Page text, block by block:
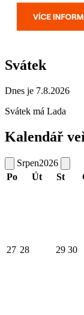
Svátek
Dnes je 7.8.2026
Svátek má Lada
Kalendář
Srpen2026
Po
Út St
27 28 29 30